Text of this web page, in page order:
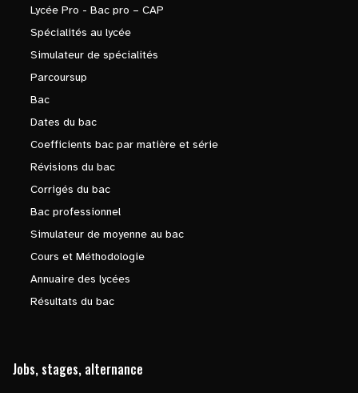
Lycée Pro - Bac pro – CAP
Spécialités au lycée
Simulateur de spécialités
Parcoursup
Bac
Dates du bac
Coefficients bac par matière et série
Révisions du bac
Corrigés du bac
Bac professionnel
Simulateur de moyenne au bac
Cours et Méthodologie
Annuaire des lycées
Résultats du bac
Jobs, stages, alternance